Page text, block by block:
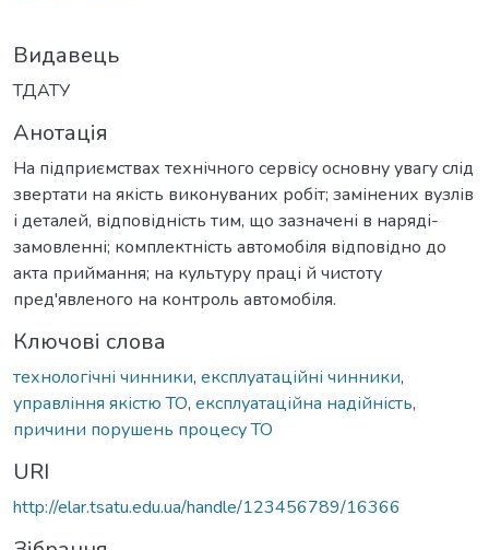
Видавець
ТДАТУ
Анотація
На підприємствах технічного сервісу основну увагу слід
звертати на якість виконуваних робіт; замінених вузлів
і деталей, відповідність тим, що зазначені в наряді-
замовленні; комплектність автомобіля відповідно до
акта приймання; на культуру праці й чистоту
пред'явленого на контроль автомобіля.
Ключові слова
технологічні чинники, експлуатаційні чинники,
управління якістю ТО, експлуатаційна надійність,
причини порушень процесу ТО
URI
http://elar.tsatu.edu.ua/handle/123456789/16366